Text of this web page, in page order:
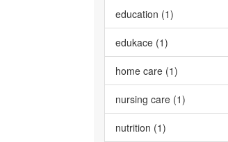
education (1)
edukace (1)
home care (1)
nursing care (1)
nutrition (1)